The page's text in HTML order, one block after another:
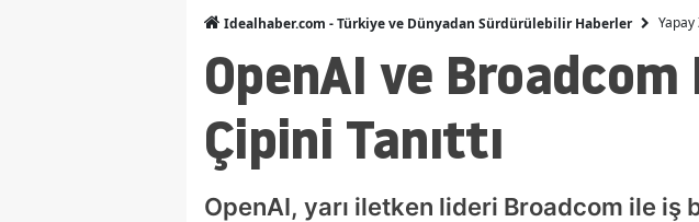
Idealhaber.com - Türkiye ve Dünyadan Sürdürülebilir Haberler Yapay
OpenAI ve
Çipini Tanıttı
OpenAI, yarı iletken lideri Broadcom ile